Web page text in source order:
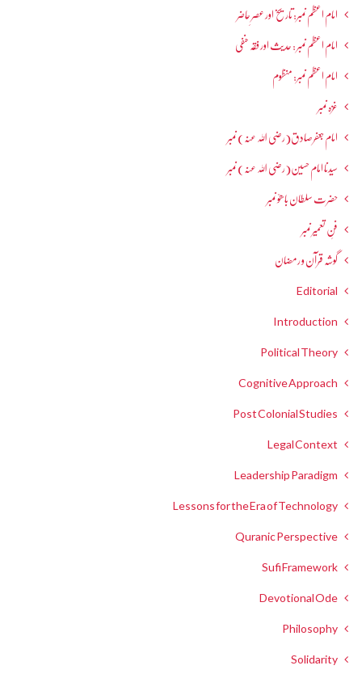
امام اعظم نمبر: تاریخ اور عصرِ حاضر
امام اعظم نمبر : حدیث اور فقہ حنفی
امام اعظم نمبر: منظوم
غزہ نمبر
امام جعفرصادق(رضی اللہ عنہ) نمبر
سیدنا امام حسین(رضی اللہ عنہ) نمبر
حضرت سلطان باھوؒ نمبر
فنِ تعمیر نمبر
گوشہ قرآن و رمضان
Editorial
Introduction
Political Theory
Cognitive Approach
Post Colonial Studies
Legal Context
Leadership Paradigm
Lessons for the Era of Technology
Quranic Perspective
Sufi Framework
Devotional Ode
Philosophy
Solidarity